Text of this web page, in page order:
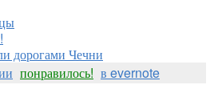
дорогами Чечни
понравилось! в evernote